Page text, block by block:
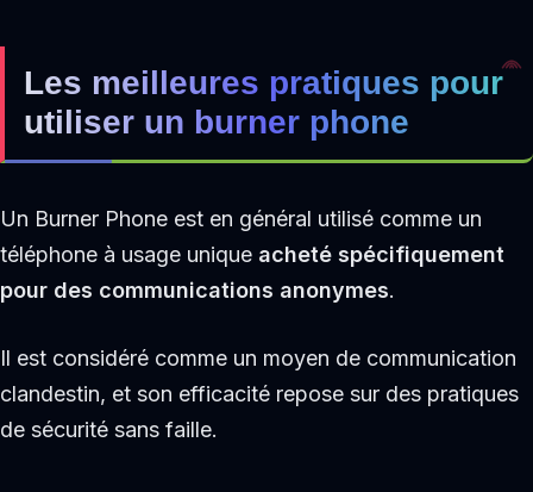
Les meilleures pratiques pour
utiliser un burner phone
Un Burner Phone est en général utilisé comme un
téléphone à usage unique acheté spécifiquement
pour des communications anonymes.
Il est considéré comme un moyen de communication
clandestin, et son efficacité repose sur des pratiques
de sécurité sans faille.